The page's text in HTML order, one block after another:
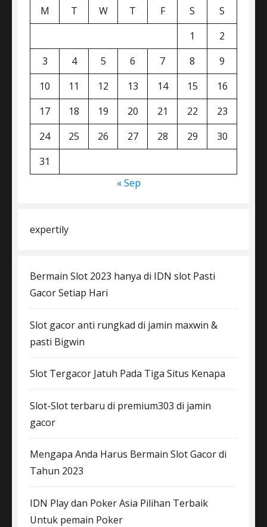
M T W T F S
S
1
2
3
4 5 6 7 8
9
10
11 12 13 14 15
16
17
18 19 20 21 22
23
24
25 26 27 28 29
30
31
« Sep
expertily
Bermain Slot 2023 hanya di IDN slot Pasti
Gacor Setiap Hari
Slot gacor anti rungkad di jamin maxwin &
pasti Bigwin
Slot Tergacor Jatuh Pada Tiga Situs Kenapa
Slot-Slot terbaru di premium303 di jamin
gacor
Mengapa Anda Harus Bermain Slot Gacor di
Tahun 2023
IDN Play dan Poker Asia Pilihan Terbaik
Untuk pemain Poker